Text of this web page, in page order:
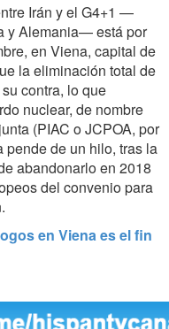
Irán y el G4+1 —
y Alemania— está por
en Viena, capital de
la eliminación total de
contra, lo que
nuclear, de nombre
(PIAC o JCPOA, por
de un hilo, tras la
abandonarlo en 2018
del convenio para
en Viena es el fin